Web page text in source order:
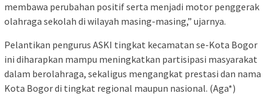
membawa perubahan positif serta menjadi motor penggerak
olahraga sekolah di wilayah masing-masing,” ujarnya.
Pelantikan pengurus ASKI tingkat kecamatan se-Kota Bogor
ini diharapkan mampu meningkatkan partisipasi masyarakat
dalam berolahraga, sekaligus mengangkat prestasi dan nama
Kota Bogor di tingkat regional maupun nasional. (Aga*)